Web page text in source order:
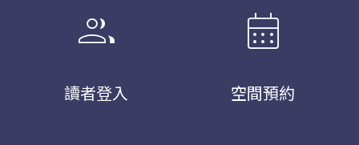
group
讀者登入
calendar_month
空間預約